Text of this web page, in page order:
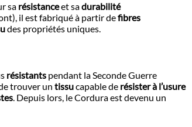
sa résistanceet sadurabilité
il est fabriqué à partir defibres
des propriétés uniques.
résistants pendant la Seconde Guerre
trouver untissucapable de résister à l’usure
. Depuis lors, le Cordura est devenu un